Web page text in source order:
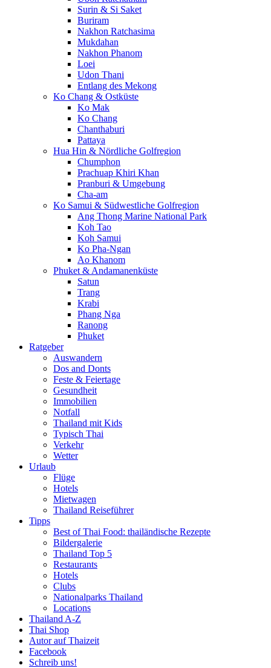
Surin & Si Saket
Buriram
Nakhon Ratchasima
Mukdahan
Nakhon Phanom
Loei
Udon Thani
Entlang des Mekong
Ko Chang & Ostküste
Ko Mak
Ko Chang
Chanthaburi
Pattaya
Hua Hin & Nördliche Golfregion
Chumphon
Prachuap Khiri Khan
Pranburi & Umgebung
Cha-am
Ko Samui & Südwestliche Golfregion
Ang Thong Marine National Park
Koh Tao
Koh Samui
Ko Pha-Ngan
Ao Khanom
Phuket & Andamanenküste
Satun
Trang
Krabi
Phang Nga
Ranong
Phuket
Ratgeber
Auswandern
Dos and Donts
Feste & Feiertage
Gesundheit
Immobilien
Notfall
Thailand mit Kids
Typisch Thai
Verkehr
Wetter
Urlaub
Flüge
Hotels
Mietwagen
Thailand Reiseführer
Tipps
Best of Thai Food: thailändische Rezepte
Bildergalerie
Thailand Top 5
Restaurants
Hotels
Clubs
Nationalparks Thailand
Locations
Thailand A-Z
Thai Shop
Autor auf Thaizeit
Facebook
Schreib uns!